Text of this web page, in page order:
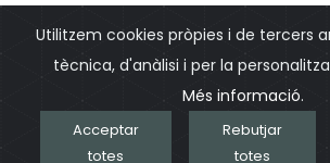
Equipadas principalmente con
reclinables o camillas, con
trasladar al paciente con su
ruedas y con el material
una primera asistencia sanitaria.
Utilitzem cookies pròpies i de tercers
tècnica, d'anàlisi i per la
Més informació.
Acceptar
totes
Rebutjar
totes